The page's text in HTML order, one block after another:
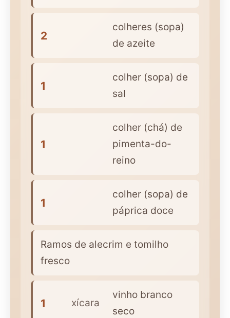
2
colheres (sopa)
de azeite
1
colher (sopa) de
sal
1
colher (chá) de
pimenta-do-
reino
1
colher (sopa) de
páprica doce
Ramos de alecrim e tomilho
fresco
1 xícara
vinho branco
seco